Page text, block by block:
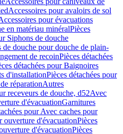
Accessoires pour avaloirs de sol
pour évacuations
en matériau minéralPièces
Siphons de douche
de douche pour douche de plain-
de recoinPièces détachées
détachées pour Baignoires
d'installationPièces détachées pour
réparationAutres
receveurs de douche, d52Avec
d'évacuationGarnitures
pour Avec caches pour
ouverture d'évacuationPièces
d'évacuationPièces